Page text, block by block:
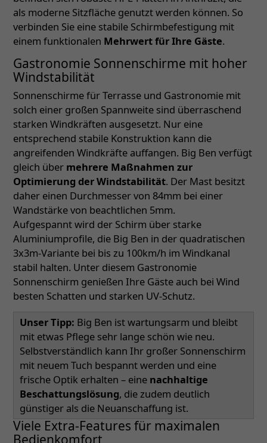
als moderne Sitzfläche genutzt werden können. So
verbinden Sie eine stabile Schirmbefestigung mit
einem funktionalen Mehrwert für Ihre Gäste.
Gastronomie Sonnenschirme mit hoher
Windstabilität
Sonnenschirme für Terrasse und Gastronomie mit
solch einer großen Spannweite sind überraschend
starken Windkräften ausgesetzt. Nur eine
entsprechend stabile Konstruktion kann die
angreifenden Windkräfte auffangen. Big Ben verfügt
gleich über mehrere Maßnahmen zur
Optimierung der Windstabilität. Der Mast besitzt
daher einen Durchmesser von 84mm bei einer
Wandstärke von beachtlichen 5mm.
Aufgespannt wird der Schirm über starke
Aluminiumprofile, die Big Ben in der quadratischen
3x3m-Variante bei bis zu 100km/h im Windkanal
stabil halten. Unter diesem Gastronomie
Sonnenschirm genießen Ihre Gäste auch bei Wind
besten Schatten und starken UV-Schutz.
Unser Tipp: Big Ben ist wartungsarm und bleibt
mit etwas Pflege sehr lange schön wie neu.
Selbstverständlich kann Ihr großer Sonnenschirm
mit neuem Tuch bespannt werden und eine
frische Optik erhalten – eine nachhaltige
Beschattungslösung, die zudem deutlich
günstiger als die Neuanschaffung ist.
Viele Extra-Features für maximalen
Bedienkomfort